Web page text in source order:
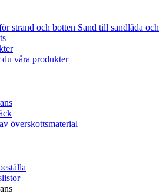
strand och botten Sand till sandlåda och
du våra produkter
överskottsmaterial